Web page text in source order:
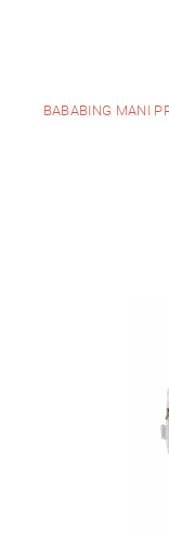
BABABING MANI